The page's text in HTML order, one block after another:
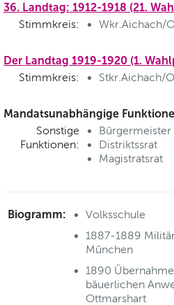
36. Landtag: 1912-1918 (21.
Stimmkreis: Wkr.Aichach/
Der Landtag 1919-1920 (1.
Stimmkreis: Stkr.Aichach/
Mandatsunabhängige
Sonstige
Funktionen:
Bürgermeister
Distriktssrat
Magistratsrat
Biogramm:
Volksschule
1887-1889
München
1890
bäuerlichen
Ottmarshart